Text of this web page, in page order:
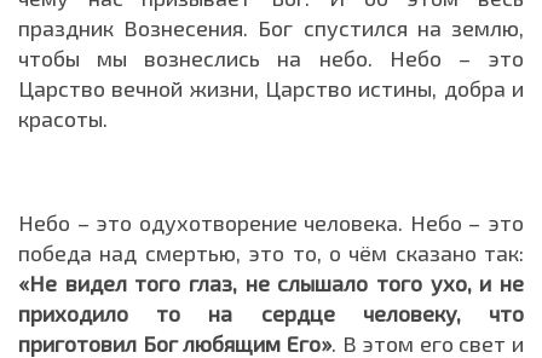
праздник Вознесения. Бог спустился на землю,
чтобы мы вознеслись на небо. Небо – это
Царство вечной жизни, Царство истины, добра и
красоты.
Небо – это одухотворение человека. Небо – это
победа над смертью, это то, о чём сказано так:
«Не видел того глаз, не слышало того ухо, и не
приходило то на сердце человеку, что
приготовил Бог любящим Его». В этом его свет и